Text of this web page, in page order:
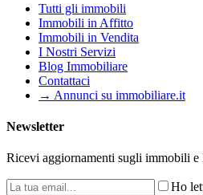
Tutti gli immobili
Immobili in Affitto
Immobili in Vendita
I Nostri Servizi
Blog Immobiliare
Contattaci
→ Annunci su immobiliare.it
Newsletter
Ricevi aggiornamenti sugli immobili e
Ho